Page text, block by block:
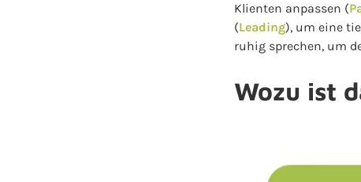
Klienten anpassen (
(Leading), um eine
ruhig sprechen, um
Wozu ist